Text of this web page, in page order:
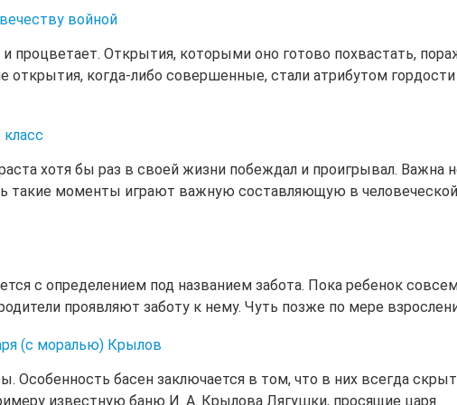
войной
процветает. Открытия, которыми оно готово похвастать,
открытия, когда-либо совершенные, стали атрибутом
хотя бы раз в своей жизни побеждал и проигрывал. Важна
такие моменты играют важную составляющую в человеческой
с определением под названием забота. Пока ребенок
проявляют заботу к нему. Чуть позже по мере
(с моралью) Крылов
Особенность басен заключается в том, что в них всегда скрыт
известную баню И. А. Крылова Лягушки, просящие царя.